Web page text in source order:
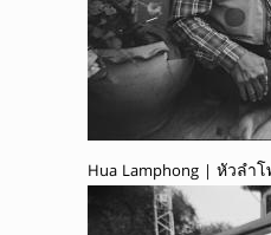
Hua Lamphong | หัวลำโ